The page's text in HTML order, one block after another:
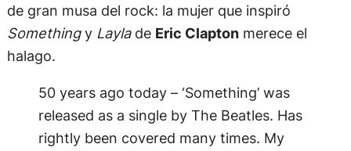
de gran musa del rock: la mujer que inspiró
Somethingy Layla de Eric Claptonmerece el
halago.
50 years ago today – ‘Something’ was
released as a single by The Beatles. Has
rightly been covered many times. My